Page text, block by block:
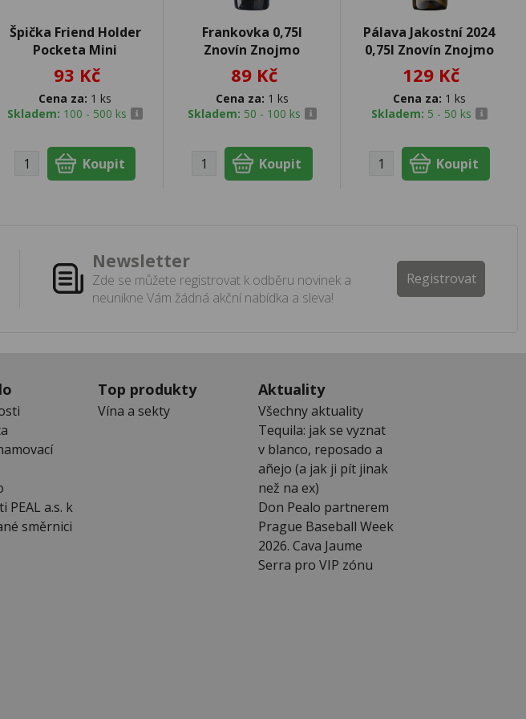
Špička Friend Holder
Pocketa Mini
93 Kč
Cena za: 1 ks
Skladem: 100 - 500 ks
Frankovka 0,75l
Znovín Znojmo
89 Kč
Cena za: 1 ks
Skladem: 50 - 100 ks
Pálava Jakostní 2024
0,75l Znovín Znojmo
129 Kč
Cena za: 1 ks
Skladem: 5 - 50 ks
Newsletter
Zde se můžete registrovat k odběru novinek a
neunikne Vám žádná akční nabídka a sleva!
Registrovat
PEAL a.s. k
směrnici
Top produkty
Vína a sekty
Aktuality
Všechny aktuality
Tequila: jak se vyznat
v blanco, reposado a
añejo (a jak ji pít jinak
než na ex)
Don Pealo partnerem
Prague Baseball Week
2026. Cava Jaume
Serra pro VIP zónu